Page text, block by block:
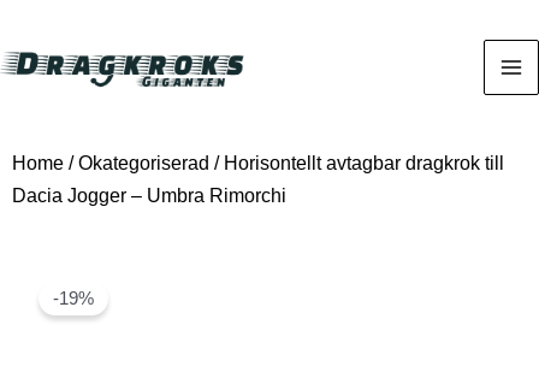
Home /Okategoriserad / Horisontellt avtagbar dragkrok till
Dacia Jogger – Umbra Rimorchi
-19%